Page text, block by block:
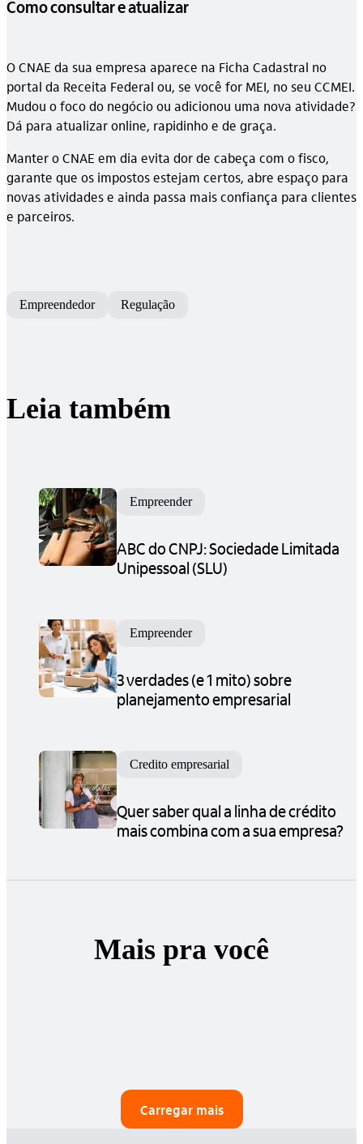
Como consultar e atualizar
O CNAE da sua empresa aparece na Ficha Cadastral no
portal da Receita Federal ou, se você for MEI, no seu CCMEI.
Mudou o foco do negócio ou adicionou uma nova atividade?
Dá para atualizar online, rapidinho e de graça.
Manter o CNAE em dia evita dor de cabeça com o fisco,
garante que os impostos estejam certos, abre espaço para
novas atividades e ainda passa mais confiança para clientes
e parceiros.
Empreendedor Regulação
Leia também
Empreender
ABC do CNPJ: Sociedade Limitada
Unipessoal (SLU)
Empreender
3 verdades (e 1 mito) sobre
planejamento empresarial
Credito empresarial
Quer saber qual a linha de crédito
mais combina com a sua empresa?
Mais pra você
Carregar mais